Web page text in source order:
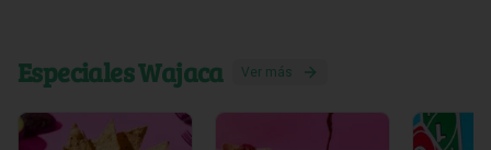
Especiales Wajaca Ver más